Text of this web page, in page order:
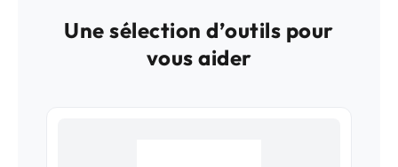
Une sélection d’outils pour
vous aider